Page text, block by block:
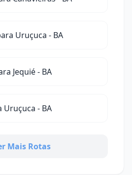
Uruçuca - BA
Jequié - BA
Uruçuca - BA
Mais Rotas